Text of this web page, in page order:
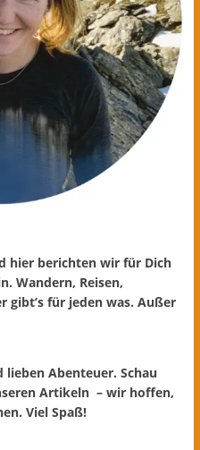
hier berichten wir für Dich
Wandern, Reisen,
gibt’s für jeden was. Außer
Abenteuer. Schau
Artikeln – wir hoffen,
Viel Spaß!